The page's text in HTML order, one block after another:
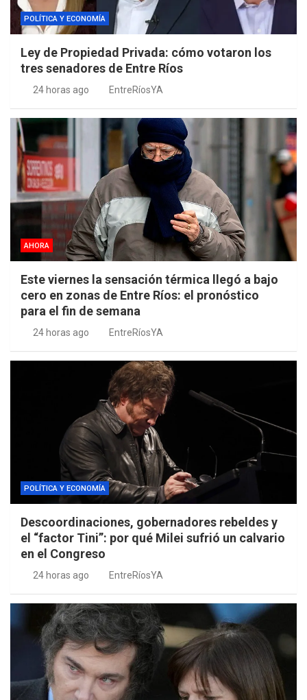
POLÍTICA Y ECONOMÍA
Ley de Propiedad Privada: cómo votaron los
tres senadores de Entre Ríos
24 horas ago EntreRíosYA
AHORA
Este viernes la sensación térmica llegó a bajo
cero en zonas de Entre Ríos: el pronóstico
para el fin de semana
24 horas ago EntreRíosYA
POLÍTICA Y ECONOMÍA
Descoordinaciones, gobernadores rebeldes y
el “factor Tini”: por qué Milei sufrió un calvario
en el Congreso
24 horas ago EntreRíosYA